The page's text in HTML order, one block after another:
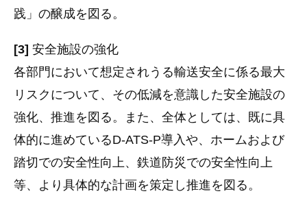
践」の醸成を図る。
[3] 安全施設の強化
各部門において想定されうる輸送安全に係る最大
リスクについて、その低減を意識した安全施設の
強化、推進を図る。また、全体としては、既に具
体的に進めているD-ATS-P導入や、ホームおよび
踏切での安全性向上、鉄道防災での安全性向上
等、より具体的な計画を策定し推進を図る。